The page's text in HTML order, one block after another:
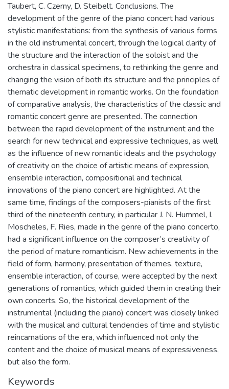
Taubert, C. Czerny, D. Steibelt. Conclusions. The
development of the genre of the piano concert had various
stylistic manifestations: from the synthesis of various forms
in the old instrumental concert, through the logical clarity of
the structure and the interaction of the soloist and the
orchestra in classical specimens, to rethinking the genre and
changing the vision of both its structure and the principles of
thematic development in romantic works. On the foundation
of comparative analysis, the characteristics of the classic and
romantic concert genre are presented. The connection
between the rapid development of the instrument and the
search for new technical and expressive techniques, as well
as the influence of new romantic ideals and the psychology
of creativity on the choice of artistic means of expression,
ensemble interaction, compositional and technical
innovations of the piano concert are highlighted. At the
same time, findings of the composers-pianists of the first
third of the nineteenth century, in particular J. N. Hummel, I.
Moscheles, F. Ries, made in the genre of the piano concerto,
had a significant influence on the composer’s creativity of
the period of mature romanticism. New achievements in the
field of form, harmony, presentation of themes, texture,
ensemble interaction, of course, were accepted by the next
generations of romantics, which guided them in creating their
own concerts. So, the historical development of the
instrumental (including the piano) concert was closely linked
with the musical and cultural tendencies of time and stylistic
reincarnations of the era, which influenced not only the
content and the choice of musical means of expressiveness,
but also the form.
Keywords